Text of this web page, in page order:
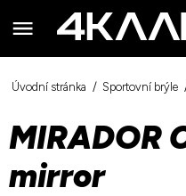
Úvodní stránka Sportovní brýle
MIRADOR
mirror